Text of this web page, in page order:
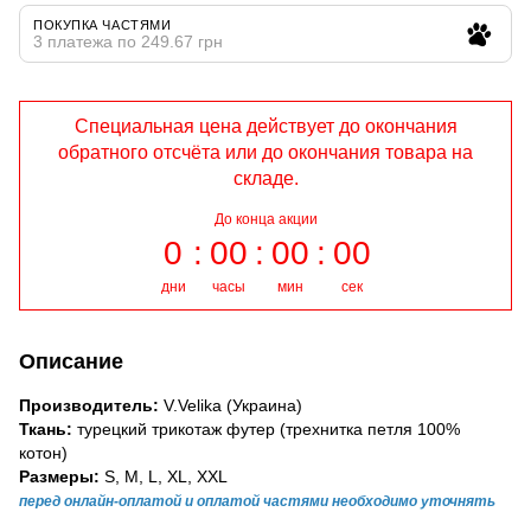
ПОКУПКА ЧАСТЯМИ
3 платежа по 249.67 грн
Специальная цена действует до окончания
обратного отсчёта или до окончания товара на
складе.
До конца акции
0
дни
00
часы
00
мин
00
сек
Описание
Производитель: V.Velika (Украина)
Ткань: турецкий трикотаж футер (трехнитка петля 100%
котон)
Размеры: S, M, L, XL, XXL
перед онлайн-оплатой и оплатой частями необходимо уточнять